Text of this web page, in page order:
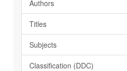
Authors
Titles
Subjects
Classification (DDC)